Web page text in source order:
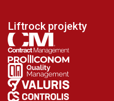
Liftrock projekty